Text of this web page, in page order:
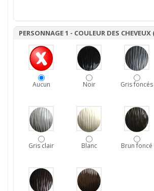
PERSONNAGE 1 - COULEUR DES CHEVEUX
Aucun Noir Gris foncés
Gris clair Blanc Brun foncé